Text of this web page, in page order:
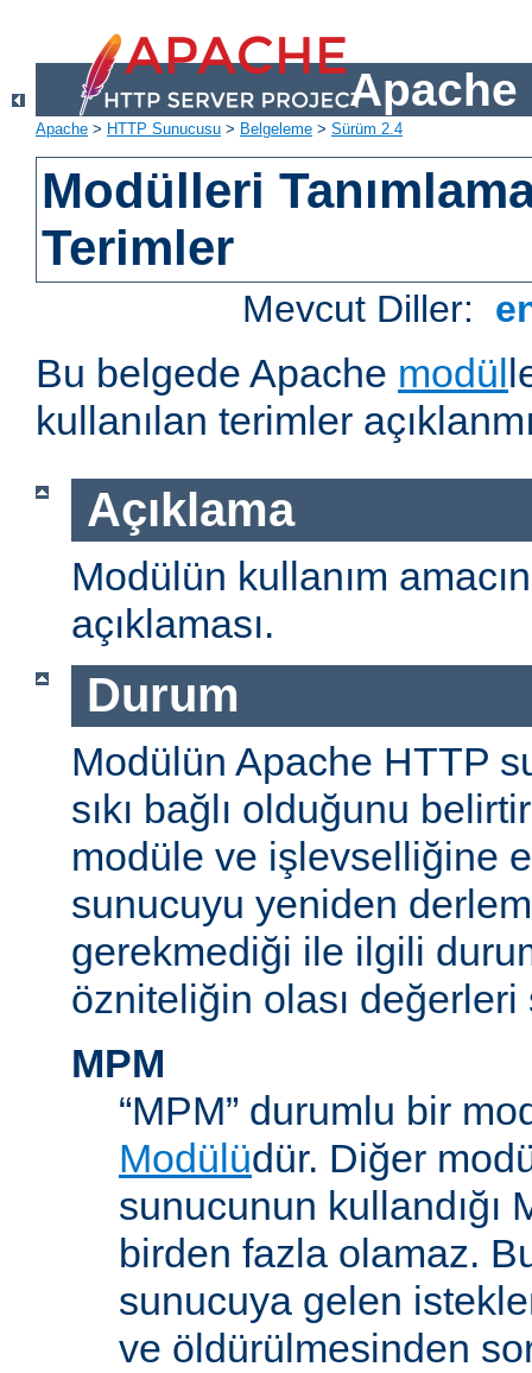
Apache
Apache > HTTP Sunucusu > Belgeleme > Sürüm 2.4
Modülleri
Terimler
Mevcut Diller:
Bu belgede Apache modül
kullanılan terimler
Açıklama
Modülün kullanım
açıklaması.
Durum
Modülün Apache HTTP
sıkı bağlı olduğunu
modüle ve işlevselliğine
sunucuyu yeniden
gerekmediği ile ilgili
özniteliğin olası değerleri
MPM
“MPM” durumlu bir
Modülüdür. Diğer
sunucunun kullandığı
birden fazla olamaz.
sunucuya gelen
ve öldürülmesinden